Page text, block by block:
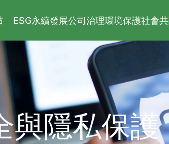
ESG永續發展公司治理環境保護社會
與隱私保護